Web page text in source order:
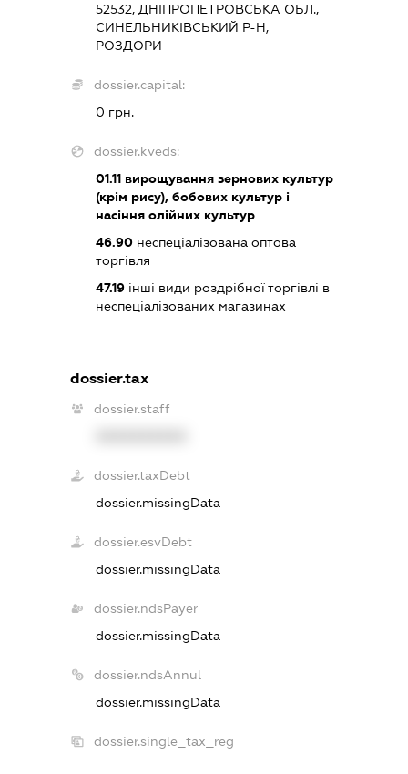
52532, ДНІПРОПЕТРОВСЬКА ОБЛ.,
СИНЕЛЬНИКІВСЬКИЙ Р-Н,
РОЗДОРИ
dossier.capital:
0 грн.
dossier.kveds:
01.11вирощування зернових культур
(крім рису), бобових культур і
насіння олійних культур
46.90неспеціалізована оптова
торгівля
47.19інші види роздрібної торгівлі в
неспеціалізованих магазинах
dossier.tax
dossier.staff
dossier.taxDebt
dossier.missingData
dossier.esvDebt
dossier.missingData
dossier.ndsPayer
dossier.missingData
dossier.ndsAnnul
dossier.missingData
dossier.single_tax_reg